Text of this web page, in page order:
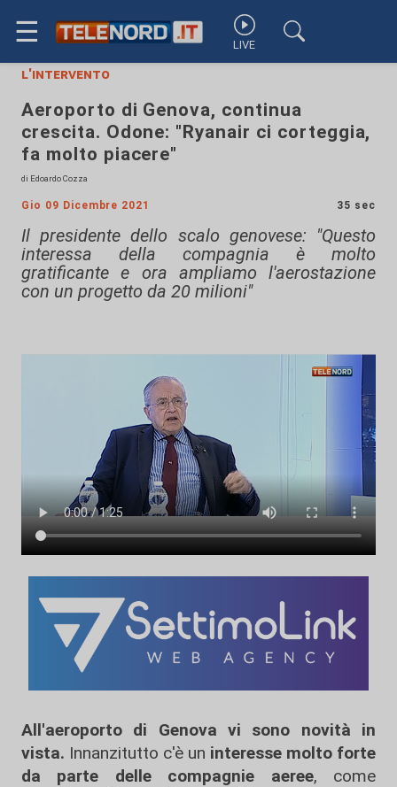
☰ LIVE
l'intervento
Aeroporto di Genova, continua
crescita. Odone: "Ryanair ci corteggia,
fa molto piacere"
di Edoardo Cozza
Gio 09 Dicembre 2021 35 sec
Il presidente dello scalo genovese: "Questo
interessa della compagnia è molto
gratificante e ora ampliamo l'aerostazione
con un progetto da 20 milioni"
All'aeroporto di Genova vi sono novità in
vista. Innanzitutto c'è un interesse molto forte
da parte delle compagnie aeree, come